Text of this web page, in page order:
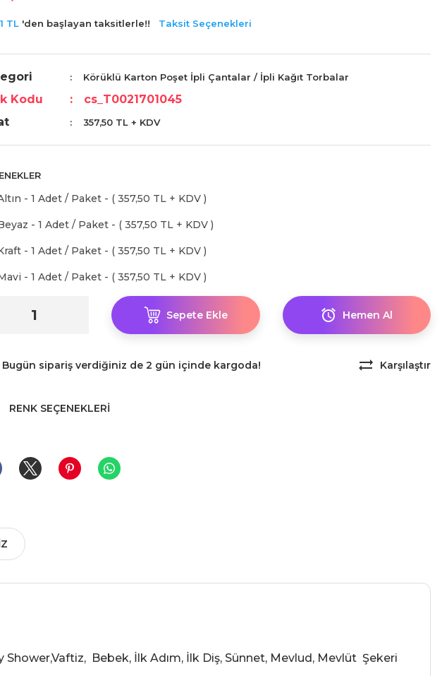
TL 'den başlayan taksitlerle!! Taksit Seçenekleri
Körüklü Karton Poşet İpli Çantalar / İpli Kağıt Torbalar
Kodu
cs_T0021701045
357,50 TL + KDV
- 1 Adet / Paket - ( 357,50 TL + KDV )
- 1 Adet / Paket - ( 357,50 TL + KDV )
- 1 Adet / Paket - ( 357,50 TL + KDV )
- 1 Adet / Paket - ( 357,50 TL + KDV )
Sepete Ekle Hemen Al
Bugün sipariş verdiğiniz de 2 gün içinde kargoda! Karşılaştır
RENK SEÇENEKLERI
Shower,Vaftiz, Bebek, İlk Adım, İlk Diş, Sünnet, Mevlud, Mevlüt Şekeri